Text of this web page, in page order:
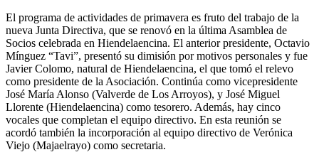
El programa de actividades de primavera es fruto del trabajo de la
nueva Junta Directiva, que se renovó en la última Asamblea de
Socios celebrada en Hiendelaencina. El anterior presidente, Octavio
Mínguez “Tavi”, presentó su dimisión por motivos personales y fue
Javier Colomo, natural de Hiendelaencina, el que tomó el relevo
como presidente de la Asociación. Continúa como vicepresidente
José María Alonso (Valverde de Los Arroyos), y José Miguel
Llorente (Hiendelaencina) como tesorero. Además, hay cinco
vocales que completan el equipo directivo. En esta reunión se
acordó también la incorporación al equipo directivo de Verónica
Viejo (Majaelrayo) como secretaria.